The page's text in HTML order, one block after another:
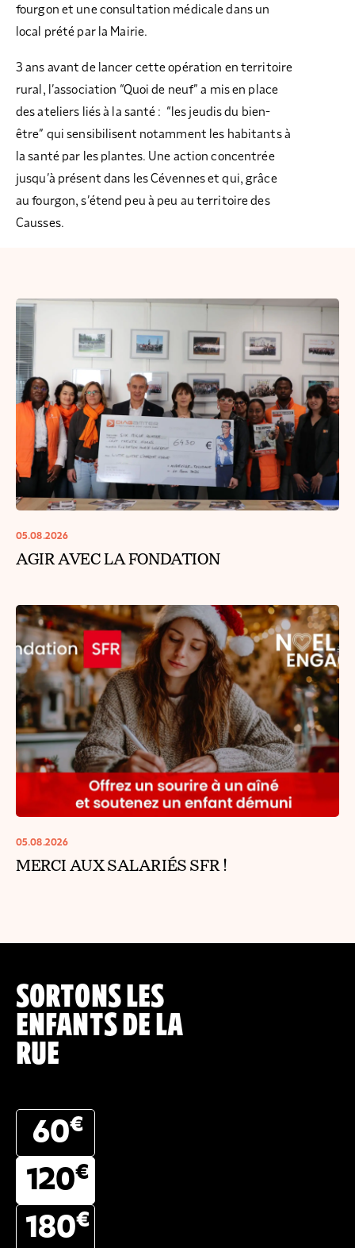
fourgon et une consultation médicale dans un
local prété par la Mairie.
3 ans avant de lancer cette opération en territoire
rural, l’association “Quoi de neuf” a mis en place
des ateliers liés à la santé : “les jeudis du bien-
être” qui sensibilisent notamment les habitants à
la santé par les plantes. Une action concentrée
jusqu’à présent dans les Cévennes et qui, grâce
au fourgon, s’étend peu à peu au territoire des
Causses.
05.08.2026
AGIR AVEC LA FONDATION
05.08.2026
MERCI AUX SALARIÉS SFR !
SORTONS LES
ENFANTS DE LA
RUE
60€
120€
180€